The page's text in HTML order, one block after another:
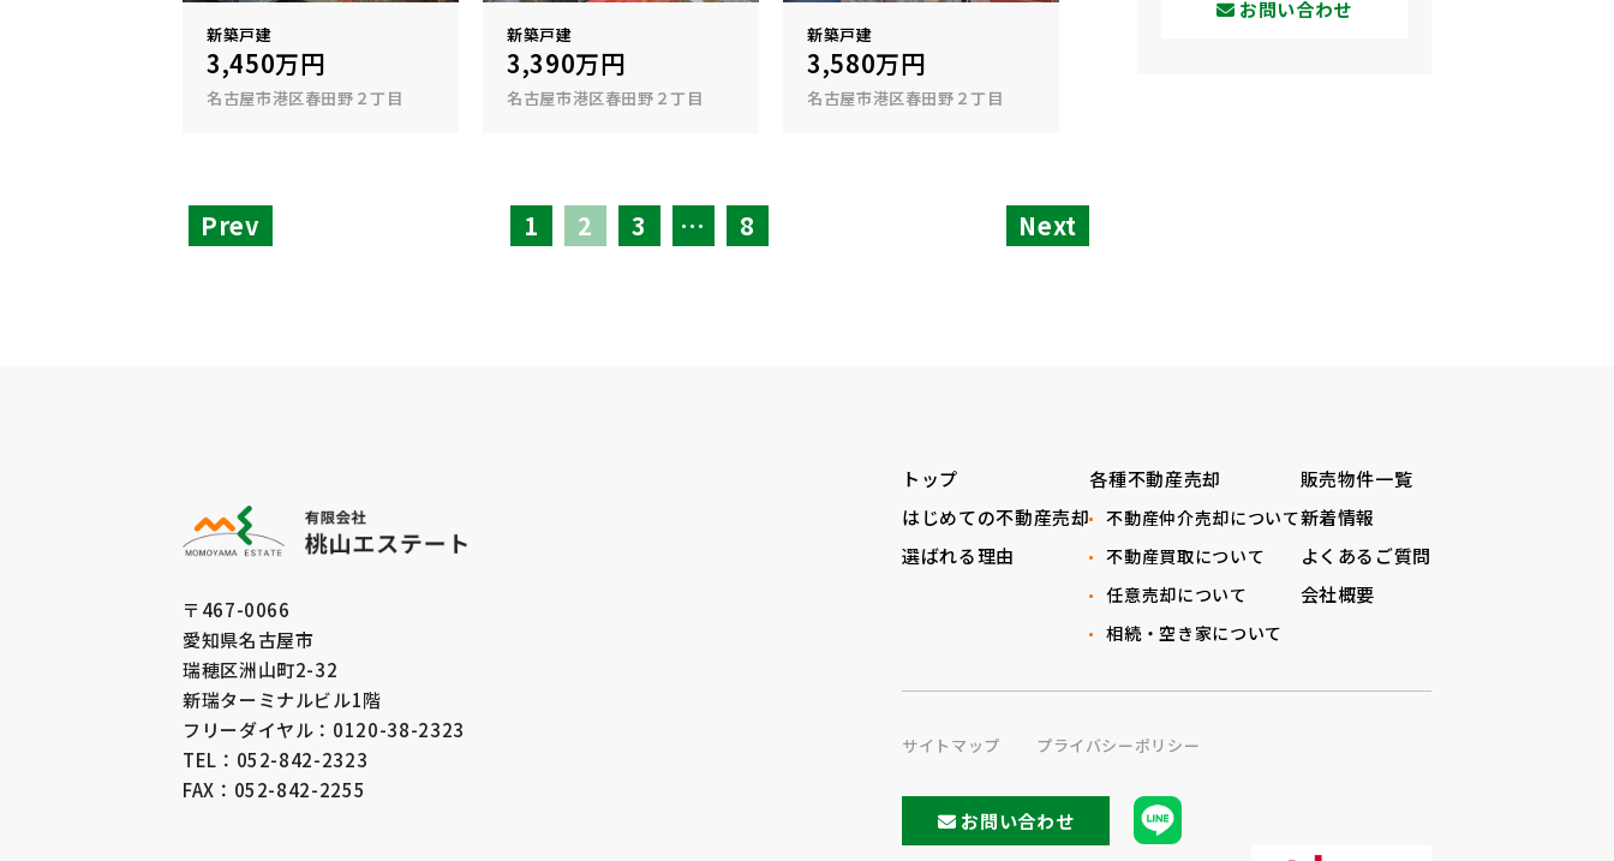
新築戸建
3,450万円
名古屋市港区春田野２丁目
新築戸建
3,390万円
名古屋市港区春田野２丁目
新築戸建
3,580万円
名古屋市港区春田野２丁目
Prev 1 2 3 … 8 Next
お問い合わせ
〒467-0066
愛知県名古屋市
瑞穂区洲山町2-32
新瑞ターミナルビル1階
フリーダイヤル：0120-38-2323
TEL：052-842-2323
FAX：052-842-2255
トップ
はじめての不動産売却
選ばれる理由
各種不動産売却
不動産仲介売却について
不動産買取について
任意売却について
相続・空き家について
販売物件一覧
新着情報
よくあるご質問
会社概要
サイトマップ プライバシーポリシー
お問い合わせ